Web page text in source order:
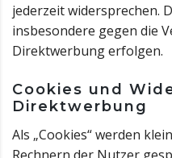
jederzeit widersprechen.
insbesondere gegen die
Direktwerbung erfolgen.
Cookies und
Direktwerbung
Als „Cookies“ werden